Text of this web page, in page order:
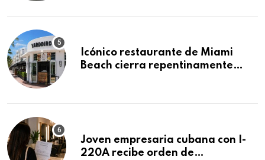
Icónico restaurante de Miami
Beach cierra repentinamente
Joven empresaria cubana con I-
220A recibe orden de